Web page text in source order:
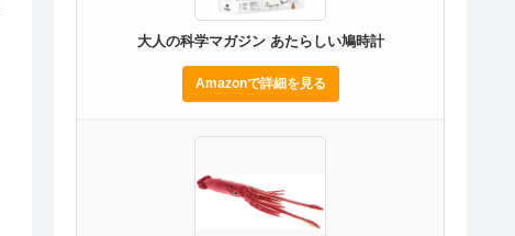
大人の科学マガジン あたらしい鳩時計
Amazonで詳細を見る